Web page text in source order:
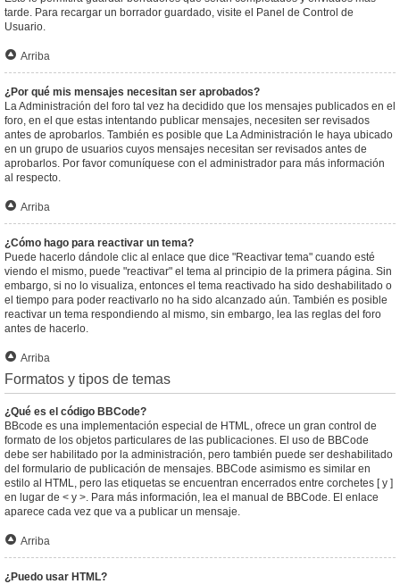
tarde. Para recargar un borrador guardado, visite el Panel de Control de
Usuario.
Arriba
¿Por qué mis mensajes necesitan ser aprobados?
La Administración del foro tal vez ha decidido que los mensajes publicados en el
foro, en el que estas intentando publicar mensajes, necesiten ser revisados
antes de aprobarlos. También es posible que La Administración le haya ubicado
en un grupo de usuarios cuyos mensajes necesitan ser revisados antes de
aprobarlos. Por favor comuníquese con el administrador para más información
al respecto.
Arriba
¿Cómo hago para reactivar un tema?
Puede hacerlo dándole clic al enlace que dice "Reactivar tema" cuando esté
viendo el mismo, puede "reactivar" el tema al principio de la primera página. Sin
embargo, si no lo visualiza, entonces el tema reactivado ha sido deshabilitado o
el tiempo para poder reactivarlo no ha sido alcanzado aún. También es posible
reactivar un tema respondiendo al mismo, sin embargo, lea las reglas del foro
antes de hacerlo.
Arriba
Formatos y tipos de temas
¿Qué es el código BBCode?
BBcode es una implementación especial de HTML, ofrece un gran control de
formato de los objetos particulares de las publicaciones. El uso de BBCode
debe ser habilitado por la administración, pero también puede ser deshabilitado
del formulario de publicación de mensajes. BBCode asimismo es similar en
estilo al HTML, pero las etiquetas se encuentran encerrados entre corchetes [ y ]
en lugar de < y >. Para más información, lea el manual de BBCode. El enlace
aparece cada vez que va a publicar un mensaje.
Arriba
¿Puedo usar HTML?